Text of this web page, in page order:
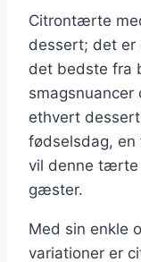
Citrontærte
dessert; det er
det bedste fra
ethvert
fødselsdag, en
vil denne tærte
gæster.
Med sin enkle
variationer er